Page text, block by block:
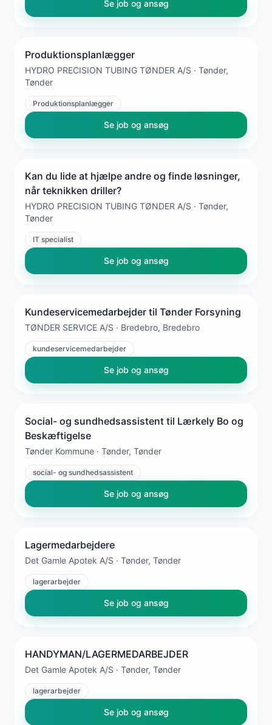
Se job og ansøg
Produktionsplanlægger
HYDRO PRECISION TUBING TØNDER A/S · Tønder,
Tønder
Produktionsplanlægger
Se job og ansøg
Kan du lide at hjælpe andre og finde løsninger,
når teknikken driller?
HYDRO PRECISION TUBING TØNDER A/S · Tønder,
Tønder
IT specialist
Se job og ansøg
Kundeservicemedarbejder til Tønder Forsyning
TØNDER SERVICE A/S · Bredebro, Bredebro
kundeservicemedarbejder
Se job og ansøg
Social- og sundhedsassistent til Lærkely Bo og
Beskæftigelse
Tønder Kommune · Tønder, Tønder
social- og sundhedsassistent
Se job og ansøg
Lagermedarbejdere
Det Gamle Apotek A/S · Tønder, Tønder
lagerarbejder
Se job og ansøg
HANDYMAN/LAGERMEDARBEJDER
Det Gamle Apotek A/S · Tønder, Tønder
lagerarbejder
Se job og ansøg